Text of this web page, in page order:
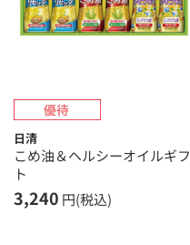
日清
こめ油＆ヘルシーオイルギフ
ト
3,240 円(税込)